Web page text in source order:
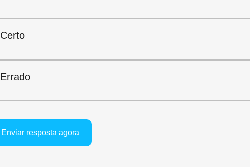
Certo
Errado
Enviar resposta agora